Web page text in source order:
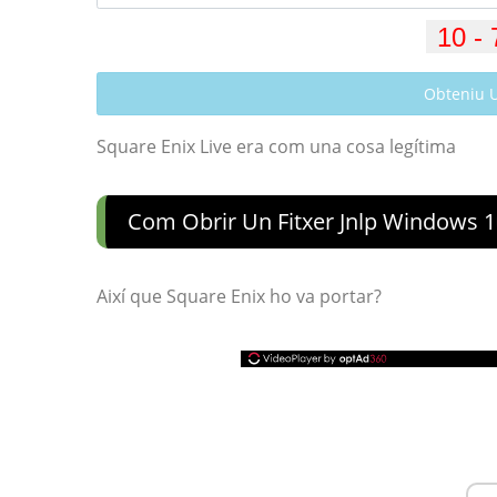
Obteniu
Square Enix Live era com una cosa legítima
Com Obrir Un Fitxer Jnlp Windows
Així que Square Enix ho va portar?